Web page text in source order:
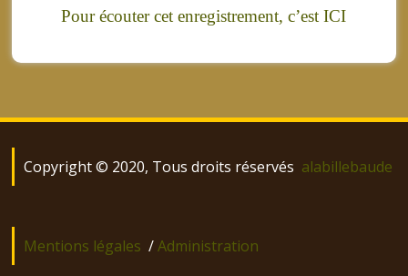
Pour écouter cet enregistrement, c’est ICI
Copyright © 2020, Tous droits réservés alabillebaude
Mentions légales /Administration